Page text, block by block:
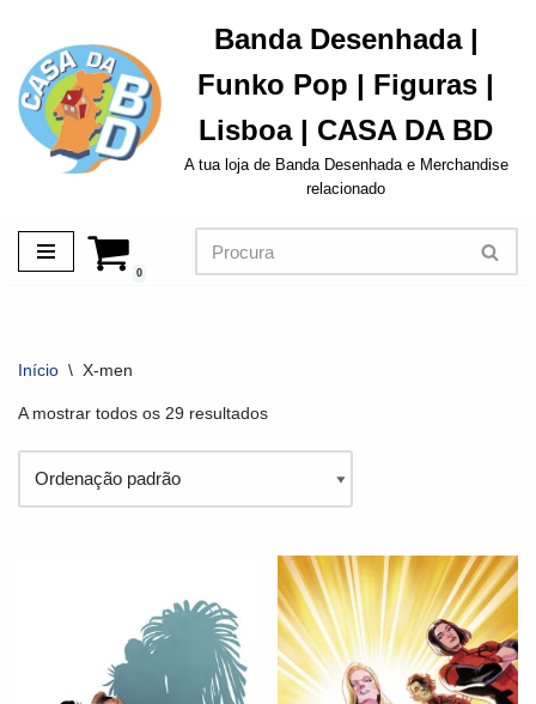
Avançar
para
o
conteúdo
Banda Desenhada |
Funko Pop | Figuras |
Lisboa | CASA DA BD
A tua loja de Banda Desenhada e Merchandise
relacionado
0
Início \ X-men
A mostrar todos os 29 resultados